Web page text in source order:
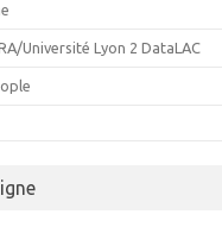
Université Lyon 2 DataLAC